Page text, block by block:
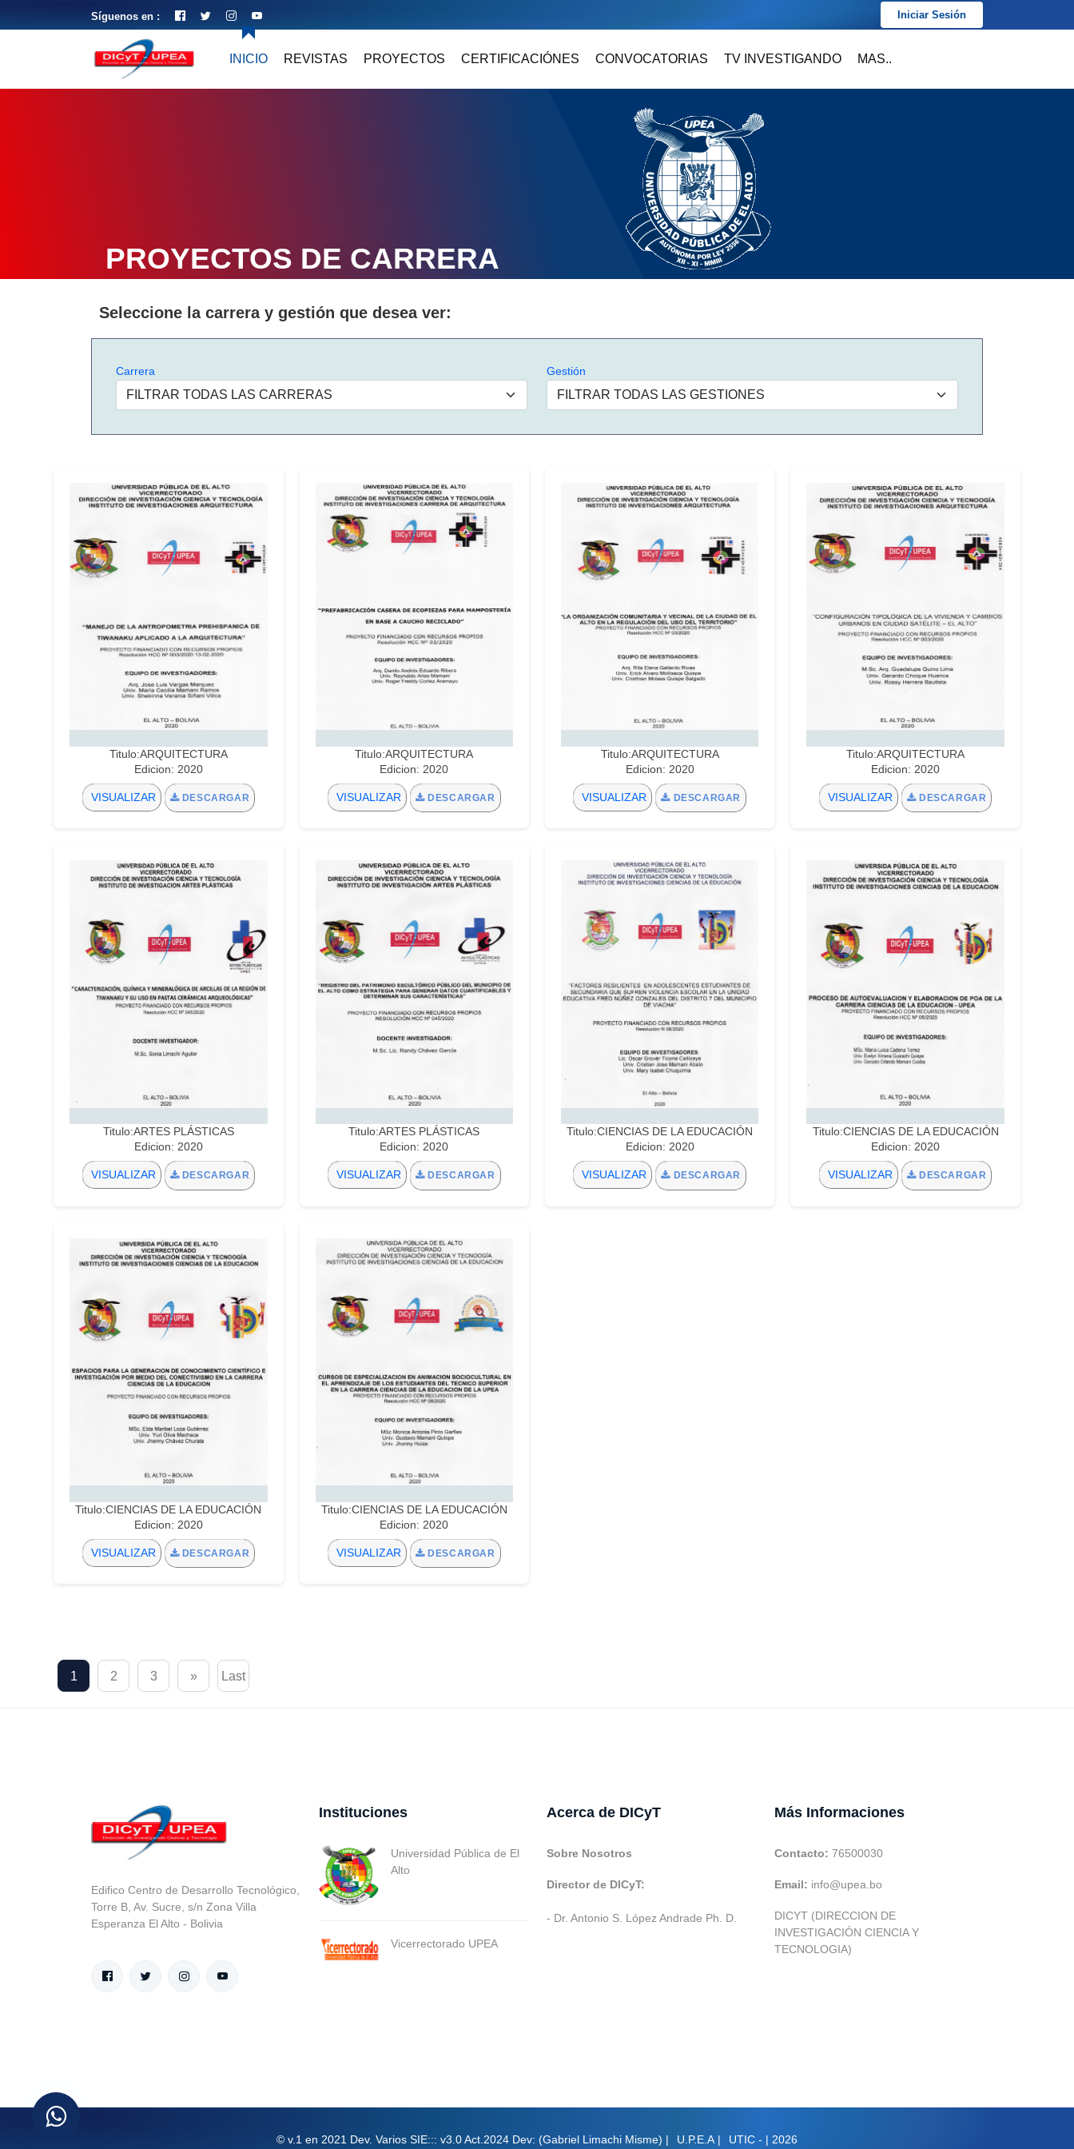
Síguenos en : Iniciar Sesión
INICIO REVISTAS PROYECTOS CERTIFICACIÓNES CONVOCATORIAS TV INVESTIGANDO MAS..
PROYECTOS DE CARRERA
Seleccione la carrera y gestión que desea ver:
Carrera Gestión
Titulo:ARQUITECTURA
Edicion: 2020
VISUALIZAR DESCARGAR
Titulo:ARQUITECTURA
Edicion: 2020
VISUALIZAR DESCARGAR
Titulo:ARQUITECTURA
Edicion: 2020
VISUALIZAR DESCARGAR
Titulo:ARQUITECTURA
Edicion: 2020
VISUALIZAR DESCARGAR
Titulo:ARTES PLÁSTICAS
Edicion: 2020
VISUALIZAR DESCARGAR
Titulo:ARTES PLÁSTICAS
Edicion: 2020
VISUALIZAR DESCARGAR
Titulo:CIENCIAS DE LA EDUCACIÓN
Edicion: 2020
VISUALIZAR DESCARGAR
Titulo:CIENCIAS DE LA EDUCACIÓN
Edicion: 2020
VISUALIZAR DESCARGAR
Titulo:CIENCIAS DE LA EDUCACIÓN
Edicion: 2020
VISUALIZAR DESCARGAR
Titulo:CIENCIAS DE LA EDUCACIÓN
Edicion: 2020
VISUALIZAR DESCARGAR
1 2 3 » Last
Edifico Centro de Desarrollo Tecnológico,
Torre B, Av. Sucre, s/n Zona Villa
Esperanza El Alto - Bolivia
Instituciones
Universidad Pública de El
Alto
Vicerrectorado UPEA
Acerca de DICyT
Sobre Nosotros
Director de DICyT:
- Dr. Antonio S. López Andrade Ph. D.
Más Informaciones
Contacto: 76500030
Email: info@upea.bo
DICYT (DIRECCION DE
INVESTIGACIÓN CIENCIA Y
TECNOLOGIA)
© v.1 en 2021 Dev. Varios SIE::: v3.0 Act.2024 Dev: (Gabriel Limachi Misme) | U.P.E.A | UTIC - | 2026